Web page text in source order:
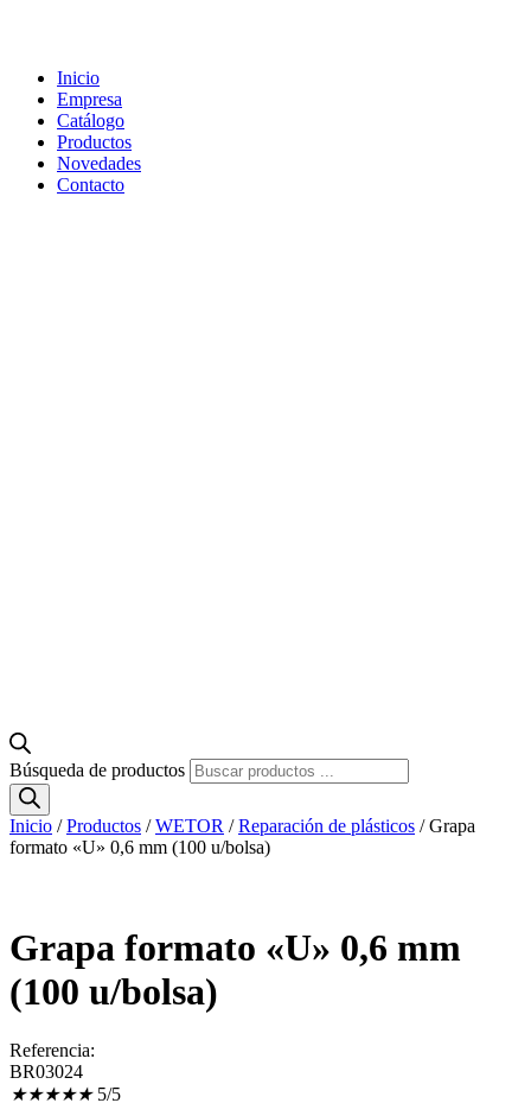
Inicio
Empresa
Catálogo
Productos
Novedades
Contacto
Búsqueda de productos
Inicio /Productos /WETOR /Reparación de plásticos / Grapa
formato «U» 0,6 mm (100 u/bolsa)
Grapa formato «U» 0,6 mm
(100 u/bolsa)
Referencia:
BR03024
★★★★★ 5/5